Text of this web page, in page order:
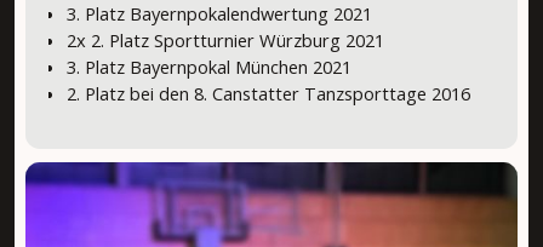
3. Platz Bayernpokalendwertung 2021
2x 2. Platz Sportturnier Würzburg 2021
3. Platz Bayernpokal München 2021
2. Platz bei den 8. Canstatter Tanzsporttage 2016